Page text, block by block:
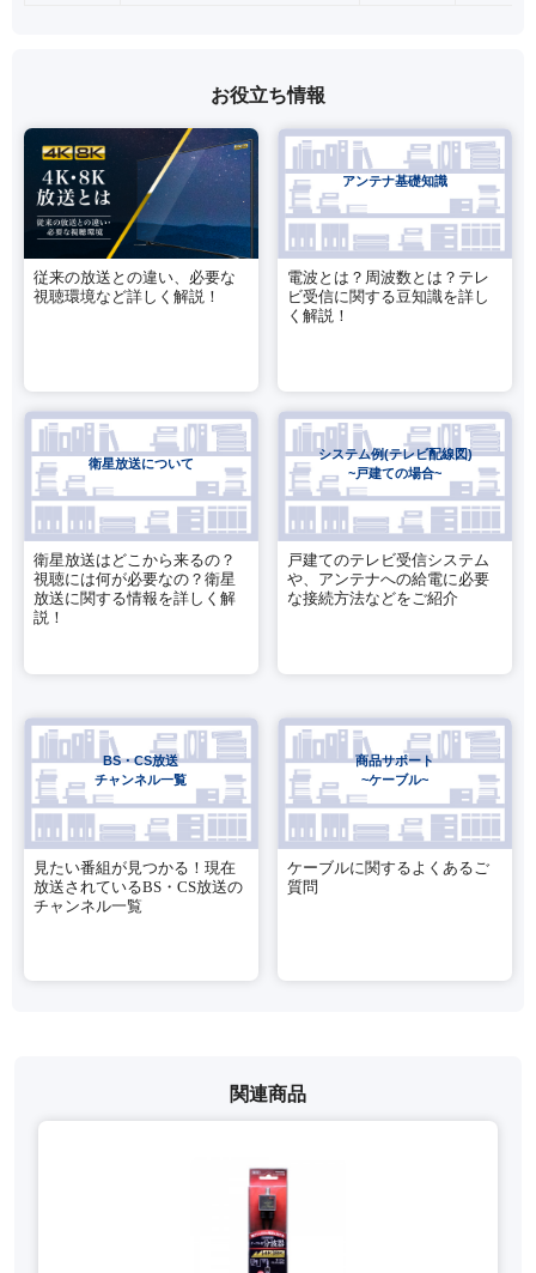
お役立ち情報
従来の放送との違い、必要な
視聴環境など詳しく解説！
アンテナ基礎知識
電波とは？周波数とは？テレ
ビ受信に関する豆知識を詳し
く解説！
衛星放送について
衛星放送はどこから来るの？
視聴には何が必要なの？衛星
放送に関する情報を詳しく解
説！
システム例(テレビ配線図)
~戸建ての場合~
戸建てのテレビ受信システム
や、アンテナへの給電に必要
な接続方法などをご紹介
BS・CS放送
チャンネル一覧
見たい番組が見つかる！現在
放送されているBS・CS放送の
チャンネル一覧
商品サポート
~ケーブル~
ケーブルに関するよくあるご
質問
関連商品